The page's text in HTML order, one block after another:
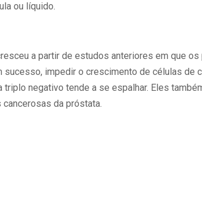
ou líquido.
a partir de estudos anteriores em que
sucesso, impedir o crescimento de células de
triplo negativo tende a se espalhar. Eles
da próstata.